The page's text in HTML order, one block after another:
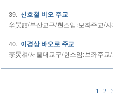
39. 신호철 비오 주교
辛昊喆/부산교구/현소임:보좌주교/
40. 이경상 바오로 주교
李炅相/서울대교구/현소임:보좌주
1 2